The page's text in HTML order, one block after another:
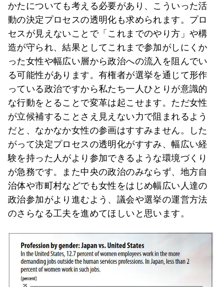
かたについても考える必要があり、こういった活
動の決定プロセスの透明化も求められます。プロ
セスが見えないことで「これまでのやり方」や構
造が守られ、結果としてこれまで参加がしにくか
った女性や幅広い層から政治への流入を阻んでい
る可能性があります。有権者が選挙を通じて形作
っている政治ですから私たち一人ひとりが意識的
な行動をとることで変革は起こせます。ただ女性
が立候補することさえ見えない力で阻まれるよう
だと、なかなか女性の参画はすすみません。した
がって決定プロセスの透明化がすすみ、幅広い経
験を持った人がより参加できるような環境づくり
が急務です。また中央の政治のみならず、地方自
治体や市町村などでも女性をはじめ幅広い人達の
政治参加がより進むよう、議会や選挙の運営方法
のさらなる工夫を進めてほしいと思います。